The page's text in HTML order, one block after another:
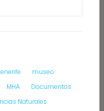
museo
MHA
Documentos
Naturales